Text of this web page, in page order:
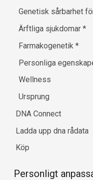
Genetisk sårbarhet
Ärftliga sjukdomar*
Farmakogenetik*
Personliga
Wellness
Ursprung
DNA Connect
Ladda upp dna rådata
Köp
Personligt